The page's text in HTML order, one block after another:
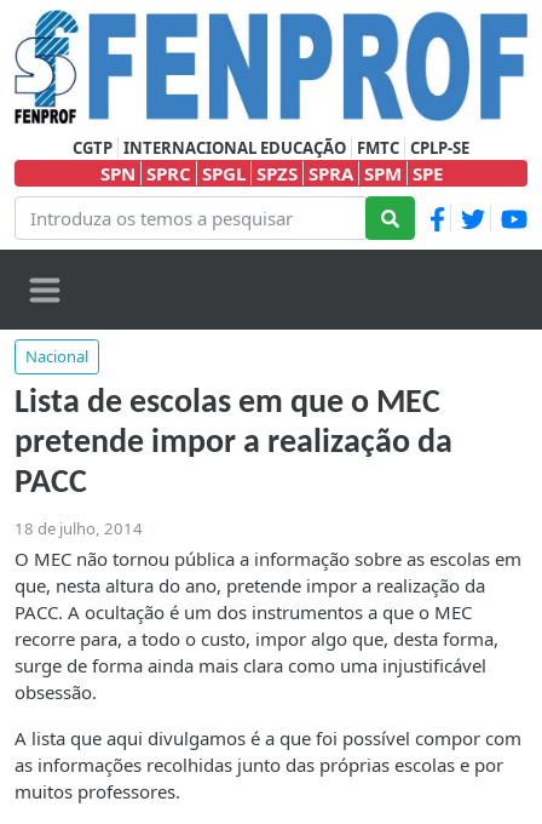
CGTP INTERNACIONAL EDUCAÇÃO FMTC CPLP-SE
SPN SPRC SPGL SPZS SPRA SPM SPE
Nacional
Lista de escolas em que o MEC
pretende impor a realização da
PACC
18 de julho, 2014
O MEC não tornou pública a informação sobre as escolas em
que, nesta altura do ano, pretende impor a realização da
PACC. A ocultação é um dos instrumentos a que o MEC
recorre para, a todo o custo, impor algo que, desta forma,
surge de forma ainda mais clara como uma injustificável
obsessão.
A lista que aqui divulgamos é a que foi possível compor com
as informações recolhidas junto das próprias escolas e por
muitos professores.